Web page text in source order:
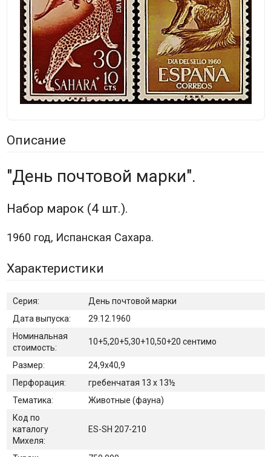
Описание
"День почтовой марки".
Набор марок (4 шт.).
1960 год, Испанская Сахара.
Характеристики
Серия:
День почтовой марки
Дата выпуска:
29.12.1960
Номинальная
стоимость:
10+5,20+5,30+10,50+20 сентимо
Размер:
24,9х40,9
Перфорация:
гребенчатая 13 x 13½
Тематика:
Животные (фауна)
Код по
каталогу
Михеля:
ES-SH 207-210